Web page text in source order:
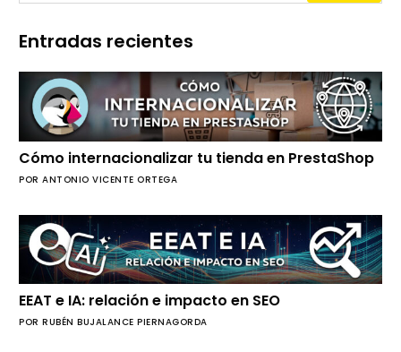
Entradas recientes
Cómo internacionalizar tu tienda en PrestaShop
POR ANTONIO VICENTE ORTEGA
EEAT e IA: relación e impacto en SEO
POR RUBÉN BUJALANCE PIERNAGORDA